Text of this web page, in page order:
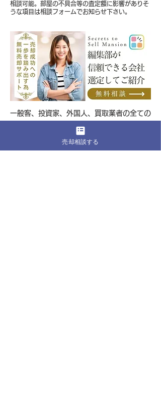
相談可能。部屋の不具合等の査定額に影響がありそ
うな項目は相談フォームでお知らせ下さい。
​一般客、投資家、外国人、買取業者の全ての
売却可能性を含めた相談が可能
編集部に無料相談をする
売却相談する